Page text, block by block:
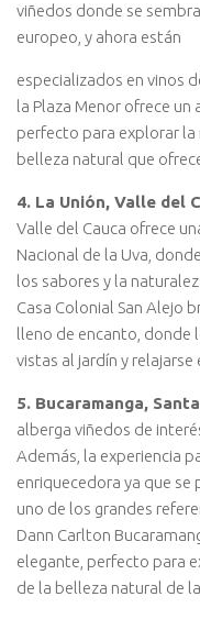
viñedos donde se
europeo, y ahora están
especializados en vinos
la Plaza Menor ofrece
perfecto para explorar la
belleza natural que
4. La Unión, Valle del
Valle del Cauca ofrece
Nacional de la Uva,
los sabores y la
Casa Colonial San Alejo
lleno de encanto, donde
vistas al jardín y
5. Bucaramanga,
alberga viñedos de
Además, la experiencia
enriquecedora ya que se
uno de los grandes
Dann Carlton
elegante, perfecto para
de la belleza natural de